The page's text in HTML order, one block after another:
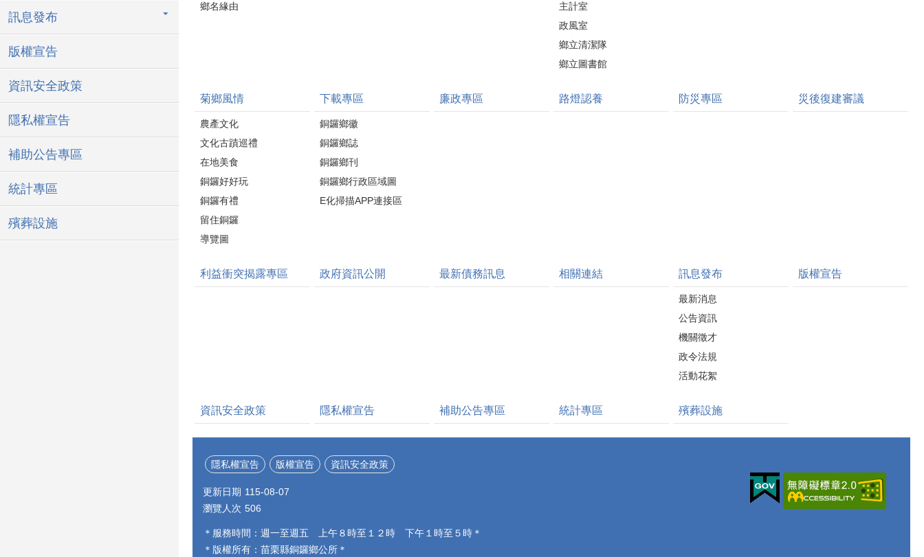
訊息發布
版權宣告
資訊安全政策
隱私權宣告
補助公告專區
統計專區
殯葬設施
鄉名緣由
主計室
政風室
鄉立清潔隊
鄉立圖書館
菊鄉風情
農產文化
文化古蹟巡禮
在地美食
銅鑼好好玩
銅鑼有禮
留住銅鑼
導覽圖
下載專區
銅鑼鄉徽
銅鑼鄉誌
銅鑼鄉刊
銅鑼鄉行政區域圖
E化掃描APP連接區
廉政專區 路燈認養 防災專區 災後復建審議
利益衝突揭露專區 政府資訊公開 最新債務訊息 相關連結 訊息發布
最新消息
公告資訊
機關徵才
政令法規
活動花絮
版權宣告
資訊安全政策 隱私權宣告 補助公告專區 統計專區 殯葬設施
隱私權宣告 版權宣告 資訊安全政策
更新日期 115-08-07
瀏覽人次 506
＊服務時間：週一至週五 上午８時至１２時 下午１時至５時＊
＊版權所有：苗栗縣銅鑼鄉公所＊